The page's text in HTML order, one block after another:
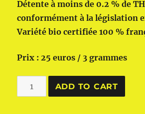
Détente à moins de 0.2 % de
conformément à la législation
Variété bio certifiée 100 %
Prix : 25 euros / 3 grammes
Fleurs
de
ADD TO CART